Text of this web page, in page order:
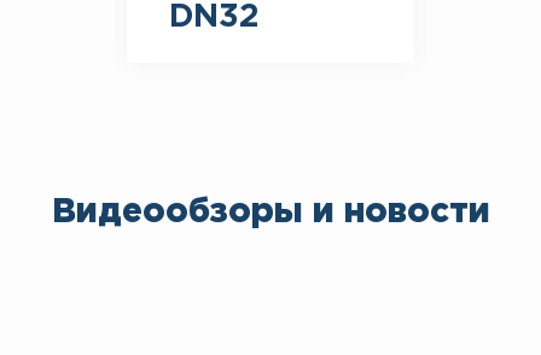
DN32
Видеообзоры и новости